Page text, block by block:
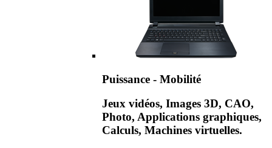
Puissance - Mobilité
Jeux vidéos, Images 3D, CAO,
Photo, Applications graphiques,
Calculs, Machines virtuelles.